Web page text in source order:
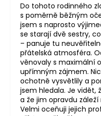
Do tohoto rodinného
s poměrně běžným
jsem s naprosto
se starají dvě sestry,
– panuje tu
přátelská atmosféra.
věnovaly s maximální
upřímným zájmem.
ochotně vysvětlily a
jsem hledala. Je vidět,
a že jim opravdu
Velmi oceňuji jejich